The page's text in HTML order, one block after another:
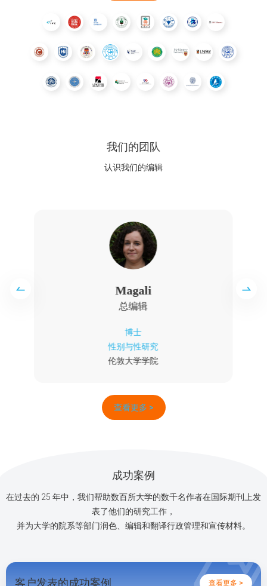
我们的团队
认识我们的编辑
Sheelagh
高级主编
博士
动物考古学
爱丁堡大学
查看更多 >
成功案例
在过去的 25 年中，我们帮助数百所大学的数千名作者在国际期刊上发
表了他们的研究工作，
并为大学的院系等部门润色、编辑和翻译行政管理和宣传材料。
客户发表的成功案例 查看更多 >